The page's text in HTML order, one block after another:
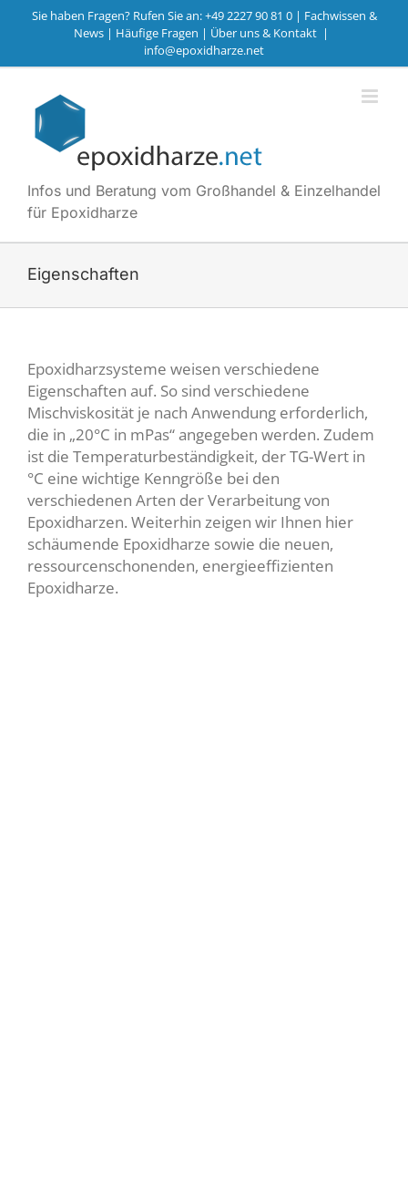
Sie haben Fragen? Rufen Sie an: +49 2227 90 81 0 | Fachwissen &
News | Häufige Fragen | Über uns & Kontakt |
info@epoxidharze.net
Infos und Beratung vom Großhandel & Einzelhandel
für Epoxidharze
Eigenschaften
Epoxidharzsysteme weisen verschiedene
Eigenschaften auf. So sind verschiedene
Mischviskosität je nach Anwendung erforderlich,
die in „20°C in mPas“ angegeben werden. Zudem
ist die Temperaturbeständigkeit, der TG-Wert in
°C eine wichtige Kenngröße bei den
verschiedenen Arten der Verarbeitung von
Epoxidharzen. Weiterhin zeigen wir Ihnen hier
schäumende Epoxidharze sowie die neuen,
ressourcenschonenden, energieeffizienten
Epoxidharze.